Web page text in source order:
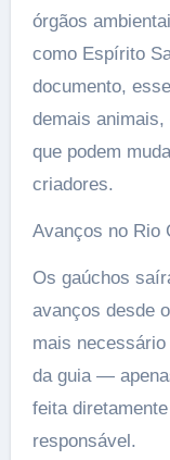
órgãos
como Espírito
documento,
demais
que podem
criadores.
Avanços no Rio
Os gaúchos
avanços desde
mais necessário
da guia —
feita
responsável.